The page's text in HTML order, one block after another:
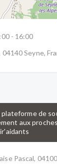
- 16:00
04140 Seyne,
plateforme de
aux proches
Pascal, 04100